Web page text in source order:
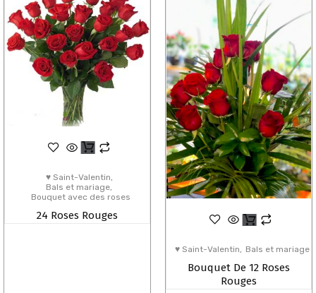
♥ Saint-Valentin
Bals et mariage
Bouquet avec des roses
24 Roses Rouges
♥ Saint-Valentin Bals et mariage
Bouquet De 12 Roses
Rouges